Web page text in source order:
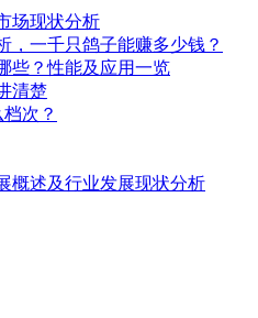
场现状分析
，一千只鸽子能赚多少钱？
些？性能及应用一览
清楚
次？
概述及行业发展现状分析